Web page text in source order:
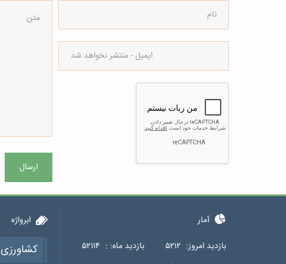
ارسال
ابرواژه
کشاورزی
آمار
بازدید امروز: ۵۲۱۲ بازدید ماه: : ۵۲۱۱۴